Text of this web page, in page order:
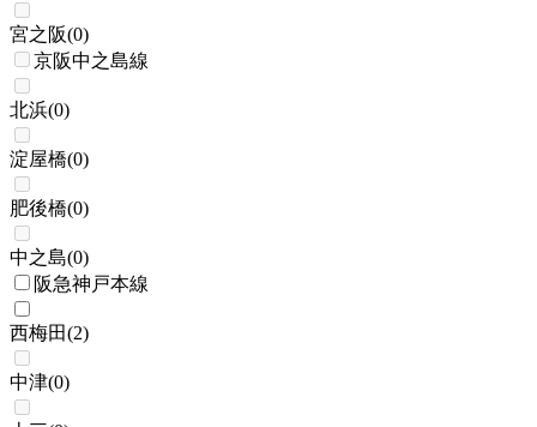
宮之阪(0)
京阪中之島線
北浜(0)
淀屋橋(0)
肥後橋(0)
中之島(0)
阪急神戸本線
西梅田(2)
中津(0)